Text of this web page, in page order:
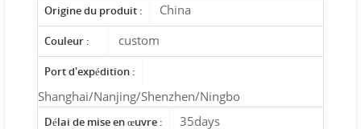
Origine du produit : China
Couleur : custom
Port d'expédition :
Shanghai/Nanjing/Shenzhen/Ningbo
Délai de mise en œuvre : 35days